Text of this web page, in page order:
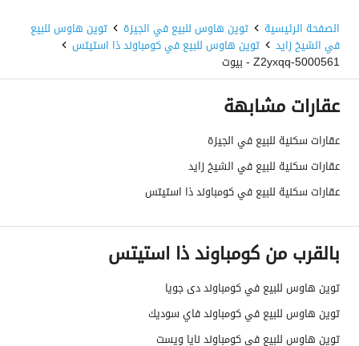
الصفحة الرئيسية
توين هاوس للبيع في الجيزة توين هاوس للبيع
في الشيخ زايد توين هاوس للبيع في كومباوند ذا استيتس
5000561-Z2yxqq - بيوت
عقارات مشابهة
عقارات سكنية للبيع في الجيزة
عقارات سكنية للبيع في الشيخ زايد
عقارات سكنية للبيع في كومباوند ذا استيتس
بالقرب من كومباوند ذا استيتس
توين هاوس للبيع في كومباوند دى جويا
توين هاوس للبيع في كومباوند فاي سوديك
توين هاوس للبيع في كومباوند نايا ويست